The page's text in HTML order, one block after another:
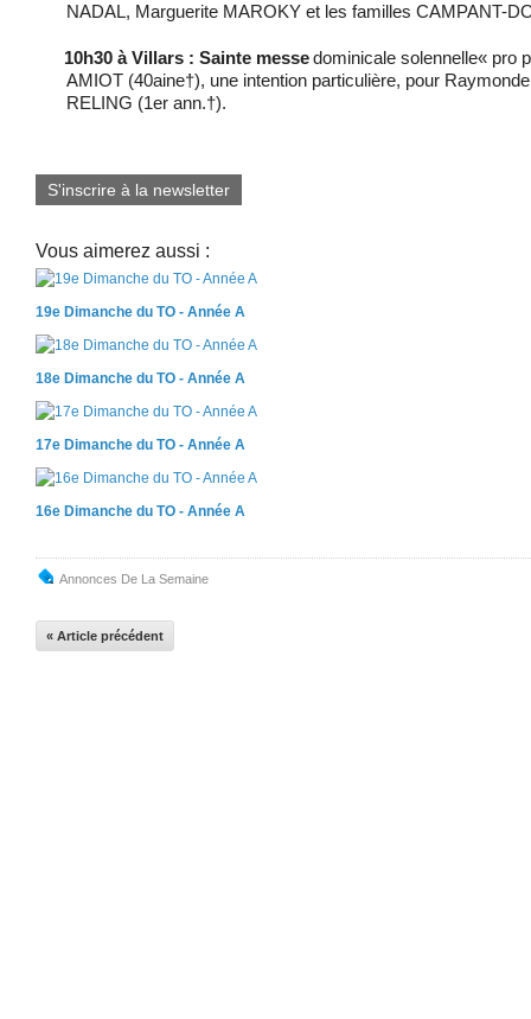
NADAL, Marguerite MAROKY et les familles CAMPANT-
10h30 à Villars : Sainte messedominicale solennelle« pro
AMIOT (40aine†), une intention particulière, pour
RELING (1er ann.†).
S'inscrire à la newsletter
Vous aimerez aussi :
19e Dimanche du TO - Année A
18e Dimanche du TO - Année A
17e Dimanche du TO - Année A
16e Dimanche du TO - Année A
Annonces De La Semaine
« Article précédent